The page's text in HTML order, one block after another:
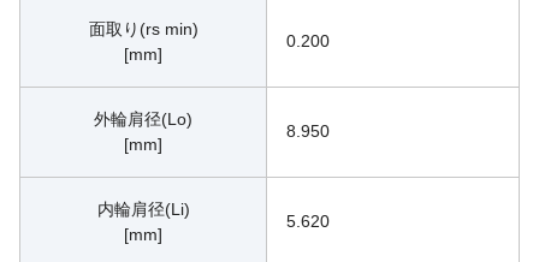
面取り(rs min)
[mm]
0.200
外輪肩径(Lo)
[mm]
8.950
内輪肩径(Li)
[mm]
5.620